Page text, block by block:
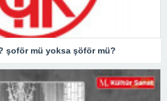
şoför mü yoksa şöför mü?